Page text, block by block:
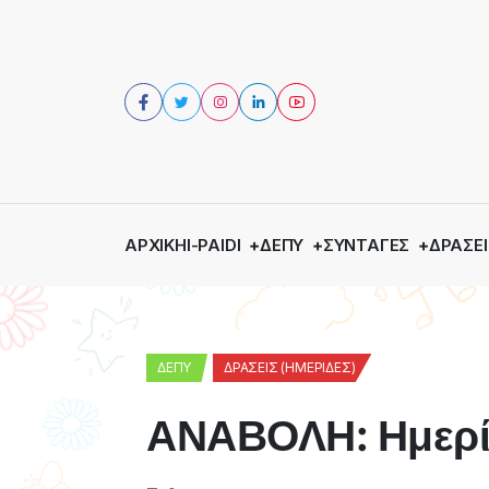
ΑΡΧΙΚΉI-PAIDI ΔΕΠΥ ΣΥΝΤΑΓΈΣ
ΔΕΠΥ ΔΡΆΣΕΙΣ (ΗΜΕΡΊΔΕΣ)
ΑΝΑΒΟΛΗ: